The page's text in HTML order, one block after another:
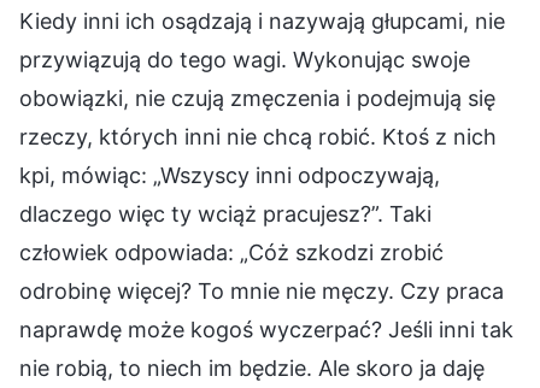
Kiedy inni ich osądzają i nazywają głupcami, nie
przywiązują do tego wagi. Wykonując swoje
obowiązki, nie czują zmęczenia i podejmują się
rzeczy, których inni nie chcą robić. Ktoś z nich
kpi, mówiąc: „Wszyscy inni odpoczywają,
dlaczego więc ty wciąż pracujesz?”. Taki
człowiek odpowiada: „Cóż szkodzi zrobić
odrobinę więcej? To mnie nie męczy. Czy praca
naprawdę może kogoś wyczerpać? Jeśli inni tak
nie robią, to niech im będzie. Ale skoro ja daję